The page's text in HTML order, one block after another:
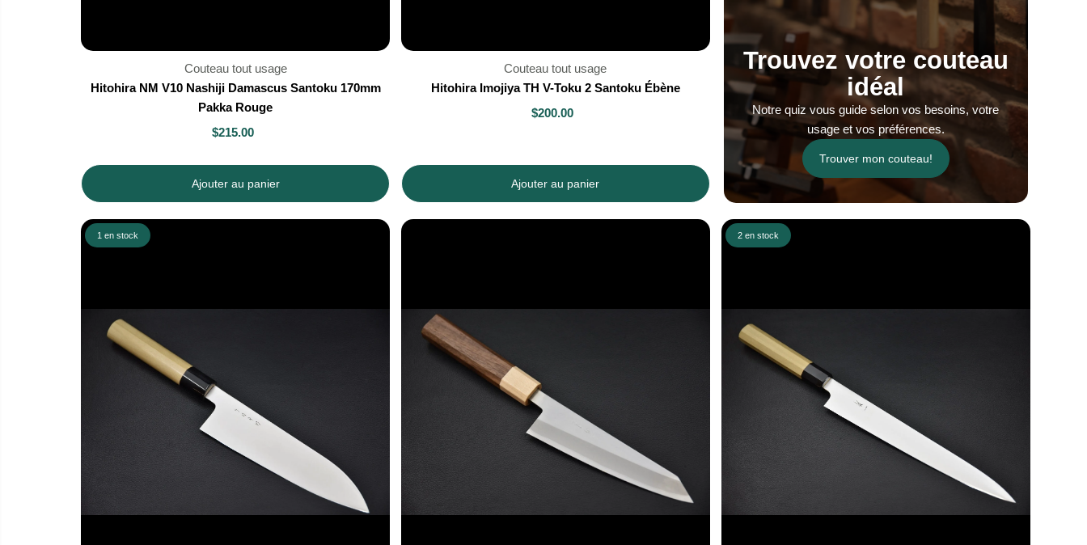
Couteau tout usage
Hitohira NM V10 Nashiji Damascus Santoku 170mm
Pakka Rouge
$215.00
Ajouter au panier
Couteau tout usage
Hitohira Imojiya TH V-Toku 2 Santoku Ébène
$200.00
Ajouter au panier
Trouvez votre couteau
idéal
Notre quiz vous guide selon vos besoins, votre
usage et vos préférences.
Trouver mon couteau!
1 en stock 2 en stock